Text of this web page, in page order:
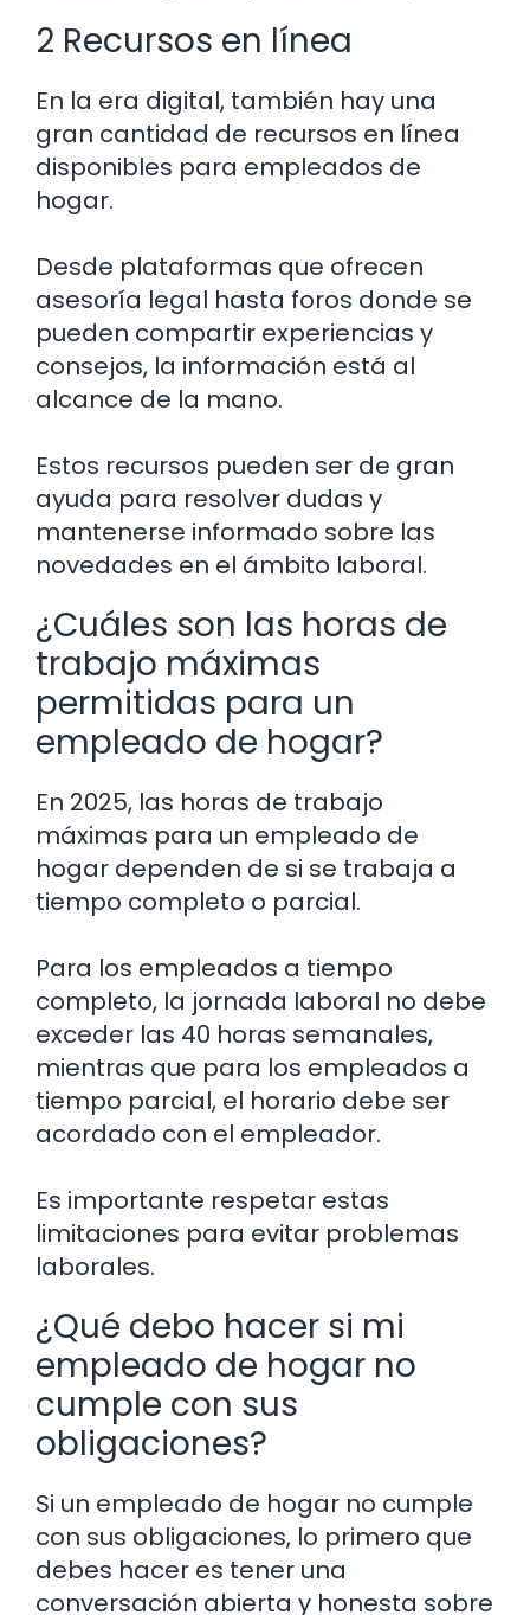
2 Recursos en línea
En la era digital, también hay una
gran cantidad de recursos en línea
disponibles para empleados de
hogar.
Desde plataformas que ofrecen
asesoría legal hasta foros donde se
pueden compartir experiencias y
consejos, la información está al
alcance de la mano.
Estos recursos pueden ser de gran
ayuda para resolver dudas y
mantenerse informado sobre las
novedades en el ámbito laboral.
¿Cuáles son las horas de
trabajo máximas
permitidas para un
empleado de hogar?
En 2025, las horas de trabajo
máximas para un empleado de
hogar dependen de si se trabaja a
tiempo completo o parcial.
Para los empleados a tiempo
completo, la jornada laboral no debe
exceder las 40 horas semanales,
mientras que para los empleados a
tiempo parcial, el horario debe ser
acordado con el empleador.
Es importante respetar estas
limitaciones para evitar problemas
laborales.
¿Qué debo hacer si mi
empleado de hogar no
cumple con sus
obligaciones?
Si un empleado de hogar no cumple
con sus obligaciones, lo primero que
debes hacer es tener una
conversación abierta y honesta sobre